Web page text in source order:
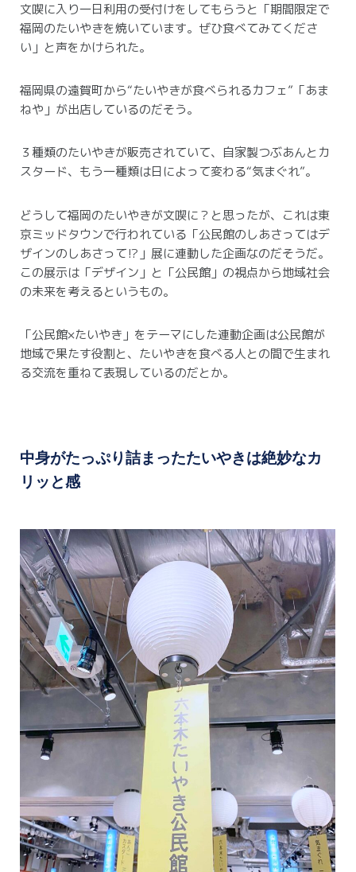
文喫に入り一日利用の受付けをしてもらうと「期間限定で
福岡のたいやきを焼いています。ぜひ食べてみてくださ
い」と声をかけられた。
福岡県の遠賀町から“たいやきが食べられるカフェ”「あま
ねや」が出店しているのだそう。
３種類のたいやきが販売されていて、自家製つぶあんとカ
スタード、もう一種類は日によって変わる“気まぐれ”。
どうして福岡のたいやきが文喫に？と思ったが、これは東
京ミッドタウンで行われている「公民館のしあさってはデ
ザインのしあさって⁉︎」展に連動した企画なのだそうだ。
この展示は「デザイン」と「公民館」の視点から地域社会
の未来を考えるというもの。
「公民館×たいやき」をテーマにした連動企画は公民館が
地域で果たす役割と、たいやきを食べる人との間で生まれ
る交流を重ねて表現しているのだとか。
中身がたっぷり詰まったたいやきは絶妙なカ
リッと感